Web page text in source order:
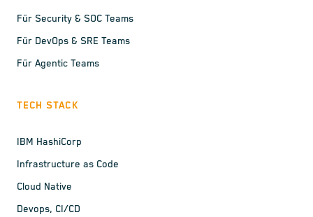
Für Security & SOC Teams
Für DevOps & SRE Teams
Für Agentic Teams
TECH STACK
IBM HashiCorp
Infrastructure as Code
Cloud Native
Devops, CI/CD